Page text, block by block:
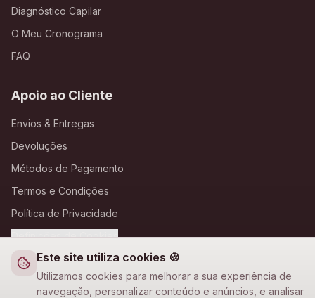
Este site utiliza cookies 🍪
Utilizamos cookies para melhorar a sua experiência de
navegação, personalizar conteúdo e anúncios, e analisar
Diagnóstico Capilar
O Meu Cronograma
FAQ
Apoio ao Cliente
Envios & Entregas
Devoluções
Métodos de Pagamento
Termos e Condições
Política de Privacidade
Definições de Cookies
A Loja Nova